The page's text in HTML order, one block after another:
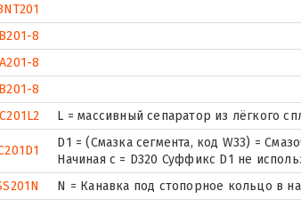
8
8
8
L = массивный сепаратор из лёгкого
D1 = (Смазка сегмента, код W33) =
Начиная с = D320 Суффикс D1 не
N = Канавка под стопорное кольцо в